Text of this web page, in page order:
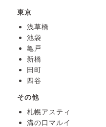
東京
浅草橋
池袋
亀戸
新橋
田町
四谷
その他
札幌アスティ
溝の口マルイ